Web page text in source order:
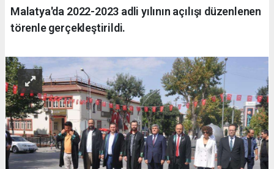
Malatya'da 2022-2023 adli yılının açılışı düzenlenen
törenle gerçekleştirildi.